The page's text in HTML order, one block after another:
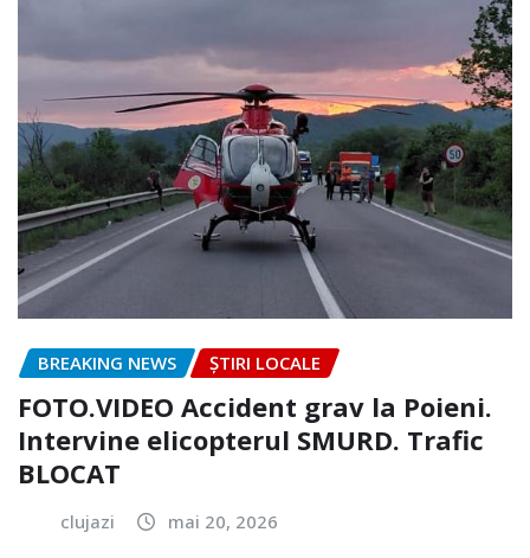
BREAKING NEWS ȘTIRI LOCALE
FOTO.VIDEO Accident grav la Poieni.
Intervine elicopterul SMURD. Trafic
BLOCAT
clujazi mai 20, 2026